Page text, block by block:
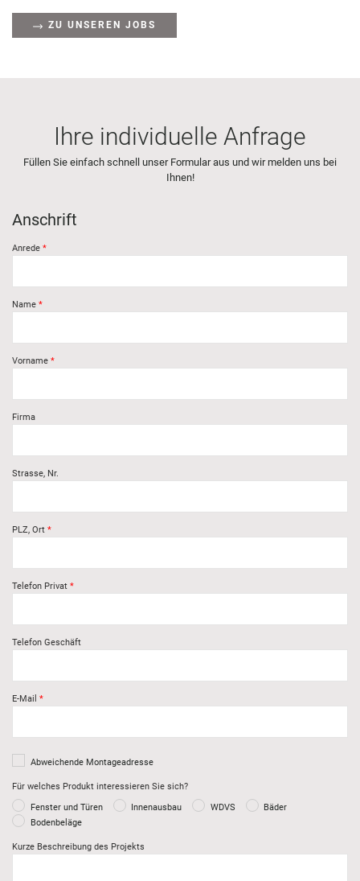
ZU UNSEREN JOBS
Ihre individuelle Anfrage
Füllen Sie einfach schnell unser Formular aus und wir melden uns bei
Ihnen!
Anschrift
Anrede
Name
Vorname
Firma
Strasse, Nr.
PLZ, Ort
Telefon Privat
Telefon Geschäft
E-Mail
Abweichende Montageadresse
Für welches Produkt interessieren Sie sich?
Fenster und Türen
Innenausbau WDVS
Bäder
Bodenbeläge
Kurze Beschreibung des Projekts